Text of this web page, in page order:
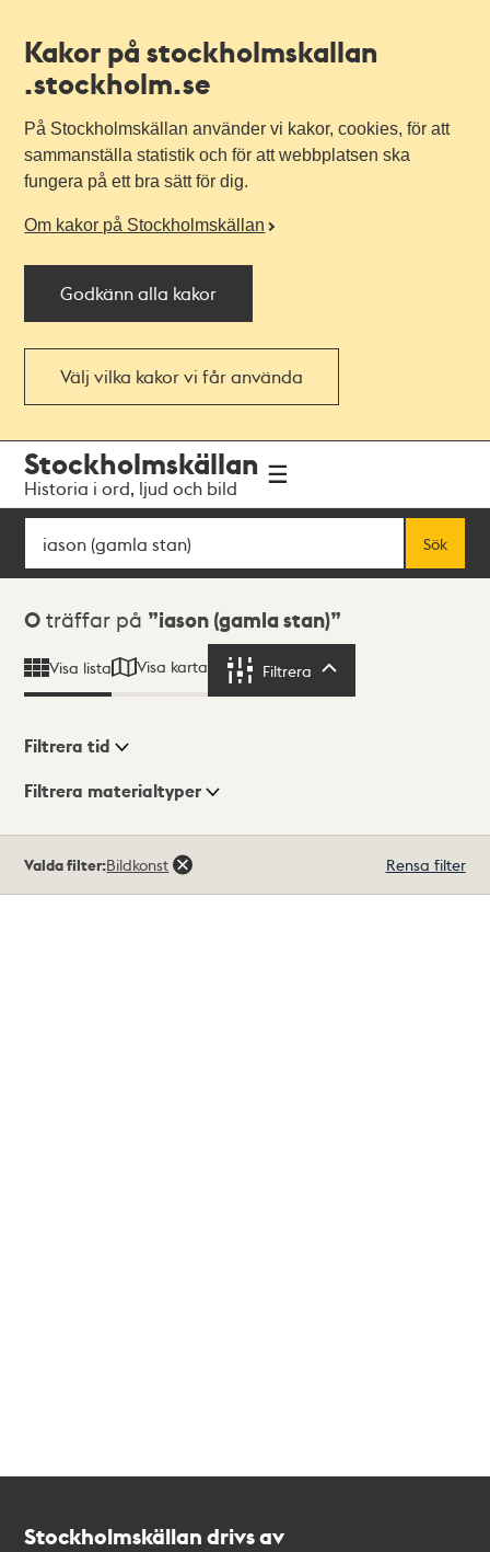
Kakor på stockholmskallan
.stockholm.se
På Stockholmskällan använder vi kakor, cookies, för att
sammanställa statistik och för att webbplatsen ska
fungera på ett bra sätt för dig.
Om kakor på Stockholmskällan
Godkänn alla kakor
Välj vilka kakor vi får använda
navigationen
huvudinnehållet
Stockholmskällan
Historia i ord, ljud och bild
Sök
Sök
Sökresultat
0 träffar på iason (gamla stan)
Visa lista Visa karta Filtrera
Visningsläge
Filtrera tid
Filtrera materialtyper
träffar
Valda filter:Bildkonst Rensa filter
Stockholmskällan drivs av